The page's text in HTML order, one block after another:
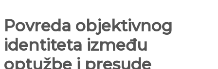
Povreda objektivnog
identiteta između
optužbe i presude